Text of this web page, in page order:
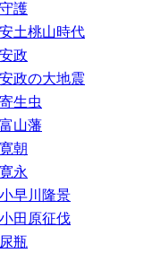
護
土桃山時代
政
政の大地震
生虫
山藩
朝
永
早川隆景
田原征伐
瓶